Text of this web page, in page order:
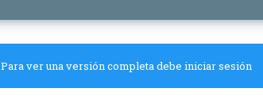
Para ver una versión completa debe iniciar sesión